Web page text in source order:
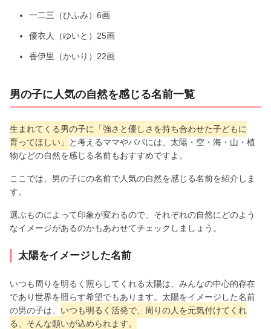
一二三（ひふみ）6画
優衣人（ゆいと）25画
香伊里（かいり）22画
男の子に人気の自然を感じる名前一覧
生まれてくる男の子に「強さと優しさを持ち合わせた子どもに
育ってほしい」
と考えるママやパパには、太陽・空・海・山・植
物などの自然を感じる名前もおすすめですよ。
ここでは、男の子にの名前で人気の自然を感じる名前を紹介しま
す。
選ぶものによって印象が変わるので、それぞれの自然にどのよう
なイメージがあるのかもあわせてチェックしましょう。
太陽をイメージした名前
いつも周りを明るく照らしてくれる太陽は、みんなの中心的存在
であり世界を照らす希望でもあります。太陽をイメージした名前
の男の子は、 いつも明るく活発で、周りの人を元気付けてくれ
る、そんな願いが込められます。